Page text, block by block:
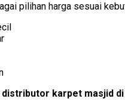
pilihan harga sesuai
distributor karpet masjid